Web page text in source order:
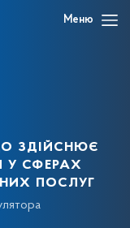
Меню
здійснює
у сферах
послуг